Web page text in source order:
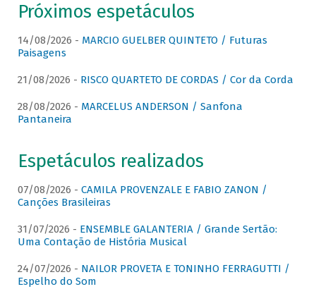
Próximos espetáculos
14/08/2026 - MARCIO GUELBER QUINTETO / Futuras
Paisagens
21/08/2026 - RISCO QUARTETO DE CORDAS / Cor da Corda
28/08/2026 - MARCELUS ANDERSON / Sanfona
Pantaneira
Espetáculos realizados
07/08/2026 - CAMILA PROVENZALE E FABIO ZANON /
Canções Brasileiras
31/07/2026 - ENSEMBLE GALANTERIA / Grande Sertão:
Uma Contação de História Musical
24/07/2026 - NAILOR PROVETA E TONINHO FERRAGUTTI /
Espelho do Som